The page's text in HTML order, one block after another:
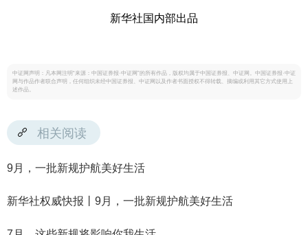
新华社国内部出品
中证网声明：凡本网注明“来源：中国证券报·中证网”的所有作品，版权均属于中国证券报、中证网。中国证券报·中证
网与作品作者联合声明，任何组织未经中国证券报、中证网以及作者书面授权不得转载、摘编或利用其它方式使用上
述作品。
相关阅读
9月，一批新规护航美好生活
新华社权威快报丨9月，一批新规护航美好生活